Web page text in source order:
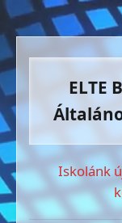
ELTE
Iskolánk